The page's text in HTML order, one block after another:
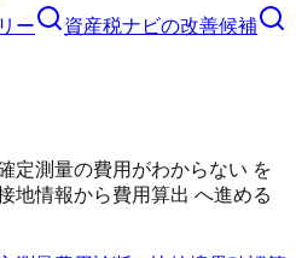
ー 資産税ナビの改善候補
定測量の費用がわからない を
地情報から費用算出 へ進める